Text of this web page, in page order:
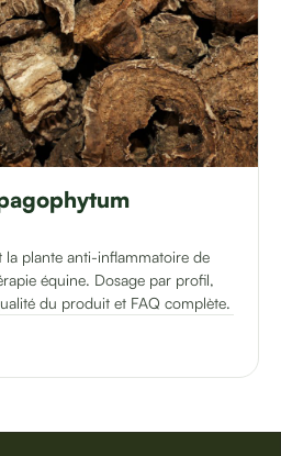
la plante anti-inflammatoire de
équine. Dosage par profil,
du produit et FAQ complète.